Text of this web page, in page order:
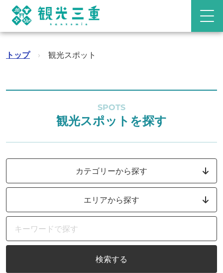
トップ › 観光スポット
SPOTS
観光スポットを探す
カテゴリーから探す
エリアから探す
検索する